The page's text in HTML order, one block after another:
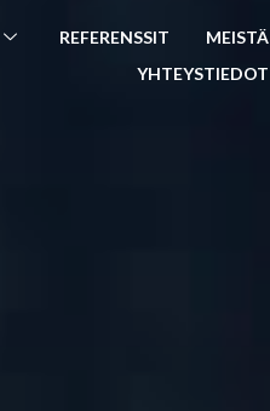
REFERENSSIT
MEISTÄ
YHTEYSTIEDOT